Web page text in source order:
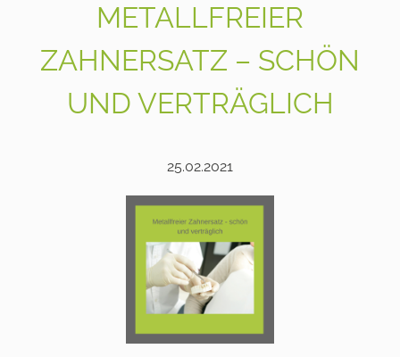
METALLFREIER
ZAHNERSATZ – SCHÖN
UND VERTRÄGLICH
25.02.2021